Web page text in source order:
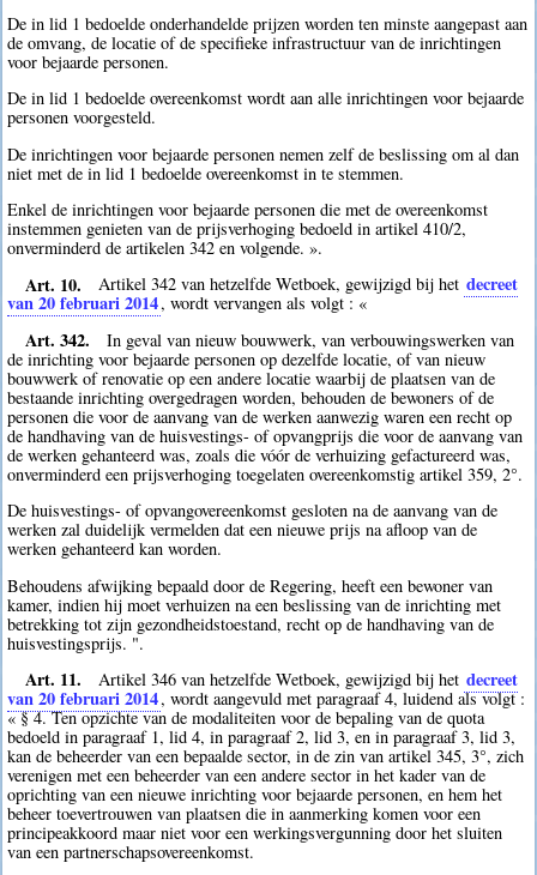
De in lid 1 bedoelde onderhandelde prijzen worden ten minste aangepast aan
de omvang, de locatie of de specifieke infrastructuur van de inrichtingen
voor bejaarde personen.
De in lid 1 bedoelde overeenkomst wordt aan alle inrichtingen voor bejaarde
personen voorgesteld.
De inrichtingen voor bejaarde personen nemen zelf de beslissing om al dan
niet met de in lid 1 bedoelde overeenkomst in te stemmen.
Enkel de inrichtingen voor bejaarde personen die met de overeenkomst
instemmen genieten van de prijsverhoging bedoeld in artikel 410/2,
onverminderd de artikelen 342 en volgende. ».
Art. 10. Artikel 342 van hetzelfde Wetboek, gewijzigd bij het decreet
van 20 februari 2014, wordt vervangen als volgt : «
Art. 342.
In geval van nieuw bouwwerk, van verbouwingswerken van
de inrichting voor bejaarde personen op dezelfde locatie, of van nieuw
bouwwerk of renovatie op een andere locatie waarbij de plaatsen van de
bestaande inrichting overgedragen worden, behouden de bewoners of de
personen die voor de aanvang van de werken aanwezig waren een recht op
de handhaving van de huisvestings- of opvangprijs die voor de aanvang van
de werken gehanteerd was, zoals die vóór de verhuizing gefactureerd was,
onverminderd een prijsverhoging toegelaten overeenkomstig artikel 359, 2°.
De huisvestings- of opvangovereenkomst gesloten na de aanvang van de
werken zal duidelijk vermelden dat een nieuwe prijs na afloop van de
werken gehanteerd kan worden.
Behoudens afwijking bepaald door de Regering, heeft een bewoner van
kamer, indien hij moet verhuizen na een beslissing van de inrichting met
betrekking tot zijn gezondheidstoestand, recht op de handhaving van de
huisvestingsprijs. ".
Art. 11. Artikel 346 van hetzelfde Wetboek, gewijzigd bij het decreet
van 20 februari 2014, wordt aangevuld met paragraaf 4, luidend als volgt :
« § 4. Ten opzichte van de modaliteiten voor de bepaling van de quota
bedoeld in paragraaf 1, lid 4, in paragraaf 2, lid 3, en in paragraaf 3, lid 3,
kan de beheerder van een bepaalde sector, in de zin van artikel 345, 3°, zich
verenigen met een beheerder van een andere sector in het kader van de
oprichting van een nieuwe inrichting voor bejaarde personen, en hem het
beheer toevertrouwen van plaatsen die in aanmerking komen voor een
principeakkoord maar niet voor een werkingsvergunning door het sluiten
van een partnerschapsovereenkomst.